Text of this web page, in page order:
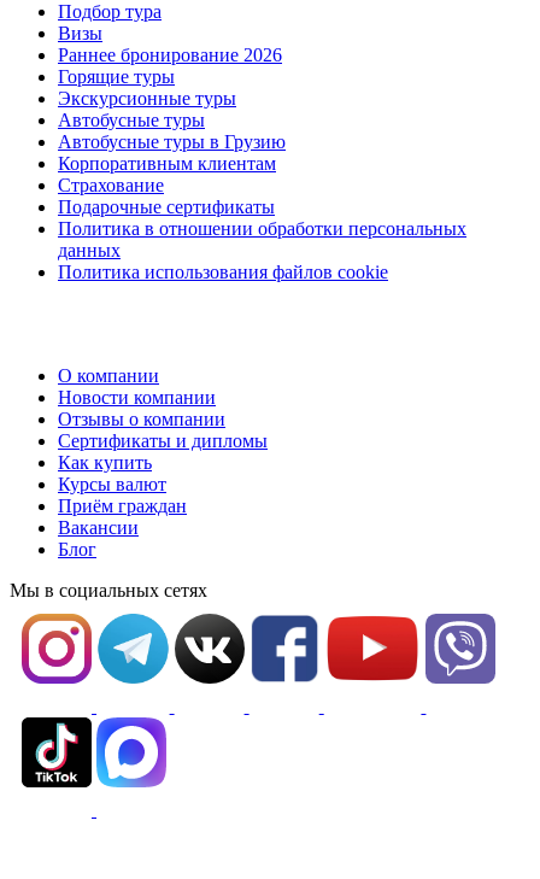
Подбор тура
Визы
Раннее бронирование 2026
Горящие туры
Экскурсионные туры
Автобусные туры
Автобусные туры в Грузию
Корпоративным клиентам
Страхование
Подарочные сертификаты
Политика в отношении обработки персональных
данных
Политика использования файлов cookie
О компании
Новости компании
Отзывы о компании
Сертификаты и дипломы
Как купить
Курсы валют
Приём граждан
Вакансии
Блог
Мы в социальных сетях